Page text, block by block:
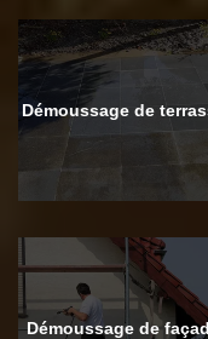
Démoussage de
Démoussage de